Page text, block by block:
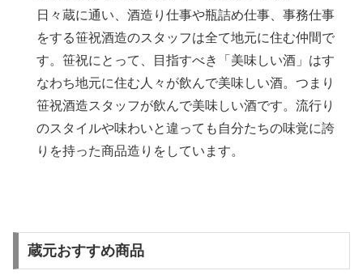
日々蔵に通い、酒造り仕事や瓶詰め仕事、事務仕事
をする笹祝酒造のスタッフは全て地元に住む仲間で
す。笹祝にとって、目指すべき「美味しい酒」はす
なわち地元に住む人々が飲んで美味しい酒。つまり
笹祝酒造スタッフが飲んで美味しい酒です。流行り
のスタイルや味わいと違っても自分たちの味覚に誇
りを持った商品造りをしています。
蔵元おすすめ商品